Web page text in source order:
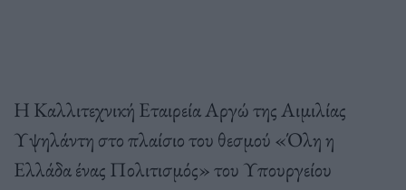
Η Καλλιτεχνική Εταιρεία Αργώ της Αιμιλίας
Υψηλάντη στο πλαίσιο του θεσμού «Όλη η
Ελλάδα ένας Πολιτισμός» του Υπουργείου